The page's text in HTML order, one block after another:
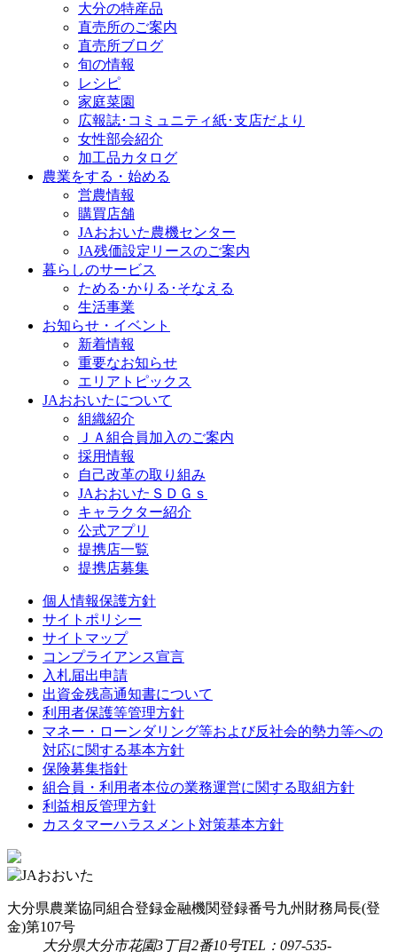
大分の特産品
直売所のご案内
直売所ブログ
旬の情報
レシピ
家庭菜園
広報誌･コミュニティ紙･支店だより
女性部会紹介
加工品カタログ
農業をする・始める
営農情報
購買店舗
JAおおいた農機センター
JA残価設定リースのご案内
暮らしのサービス
ためる･かりる･そなえる
生活事業
お知らせ・イベント
新着情報
重要なお知らせ
エリアトピックス
JAおおいたについて
組織紹介
ＪＡ組合員加入のご案内
採用情報
自己改革の取り組み
JAおおいたＳＤＧｓ
キャラクター紹介
公式アプリ
提携店一覧
提携店募集
個人情報保護方針
サイトポリシー
サイトマップ
コンプライアンス宣言
入札届出申請
出資金残高通知書について
利用者保護等管理方針
マネー・ローンダリング等および反社会的勢力等への
対応に関する基本方針
保険募集指針
組合員・利用者本位の業務運営に関する取組方針
利益相反管理方針
カスタマーハラスメント対策基本方針
大分県農業協同組合登録金融機関登録番号九州財務局長(登
金)第107号
大分県大分市花園3丁目2番10号TEL：097-535-